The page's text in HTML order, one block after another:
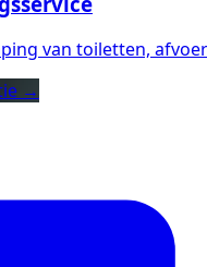
van toiletten,
→